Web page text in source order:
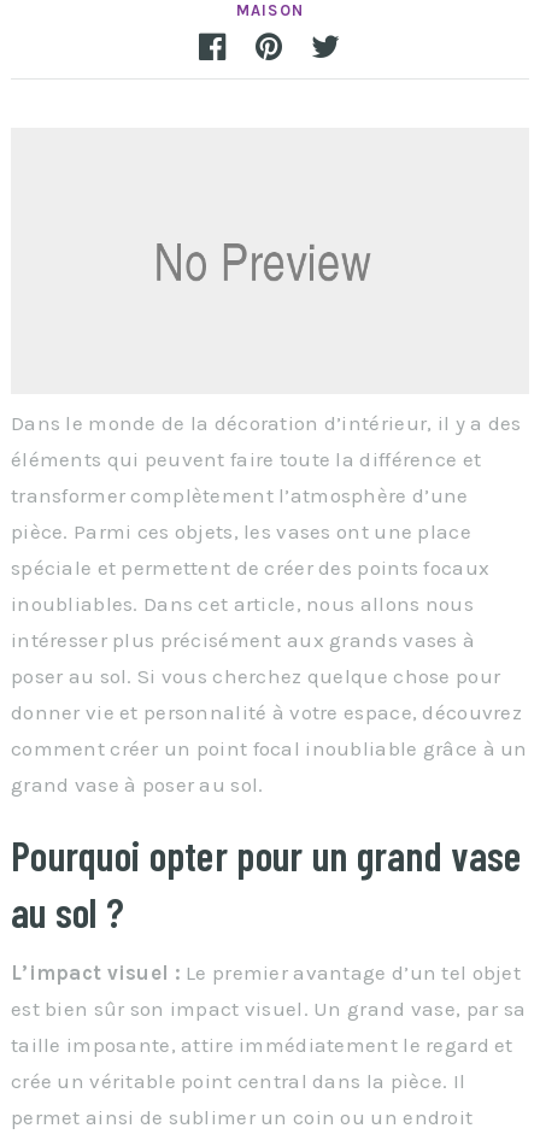
MAISON
Dans le monde de la décoration d’intérieur, il y a des
éléments qui peuvent faire toute la différence et
transformer complètement l’atmosphère d’une
pièce. Parmi ces objets, les vases ont une place
spéciale et permettent de créer des points focaux
inoubliables. Dans cet article, nous allons nous
intéresser plus précisément aux grands vases à
poser au sol. Si vous cherchez quelque chose pour
donner vie et personnalité à votre espace, découvrez
comment créer un point focal inoubliable grâce à un
grand vase à poser au sol.
Pourquoi opter pour un grand vase
au sol ?
L’impact visuel : Le premier avantage d’un tel objet
est bien sûr son impact visuel. Un grand vase, par sa
taille imposante, attire immédiatement le regard et
crée un véritable point central dans la pièce. Il
permet ainsi de sublimer un coin ou un endroit